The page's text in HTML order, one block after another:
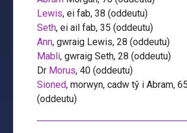
Lewis, ei fab, 38 (oddeutu)
Seth, ei ail fab, 35 (oddeutu)
Ann, gwraig Lewis, 28 (oddeutu)
Mabli, gwraig Seth, 28 (oddeutu)
Dr Morus, 40 (oddeutu)
Sioned, morwyn, cadw tŷ i Abram, 65
(oddeutu)